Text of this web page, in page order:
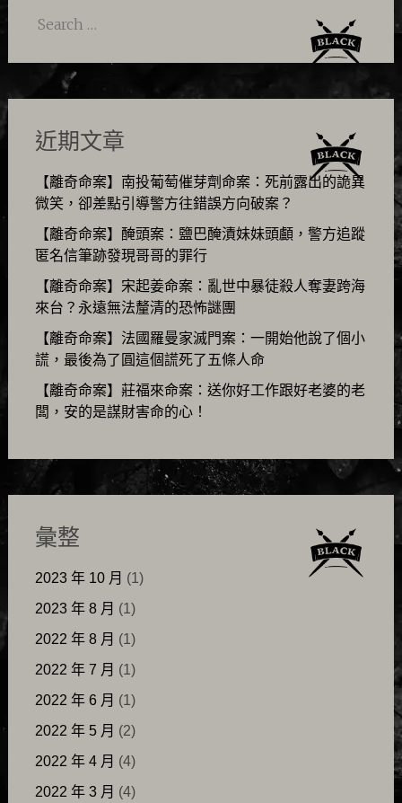
Search
近期文章
【離奇命案】南投葡萄催芽劑命案：死前露出的詭異
微笑，卻差點引導警方往錯誤方向破案？
【離奇命案】醃頭案：鹽巴醃漬妹妹頭顱，警方追蹤
匿名信筆跡發現哥哥的罪行
【離奇命案】宋起姜命案：亂世中暴徒殺人奪妻跨海
來台？永遠無法釐清的恐怖謎團
【離奇命案】法國羅曼家滅門案：一開始他說了個小
謊，最後為了圓這個謊死了五條人命
【離奇命案】莊福來命案：送你好工作跟好老婆的老
闆，安的是謀財害命的心！
彙整
2023 年 10 月 (1)
2023 年 8 月 (1)
2022 年 8 月 (1)
2022 年 7 月 (1)
2022 年 6 月 (1)
2022 年 5 月 (2)
2022 年 4 月 (4)
2022 年 3 月 (4)